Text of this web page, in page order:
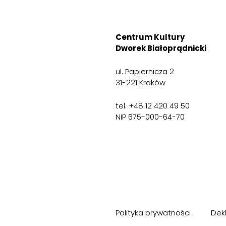
Centrum Kultury
Dworek Białoprądnicki
ul. Papiernicza 2
31-221 Kraków
tel. +48 12 420 49 50
NIP 675-000-64-70
Polityka prywatności